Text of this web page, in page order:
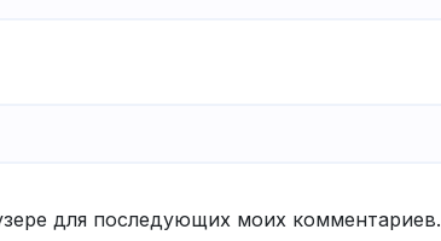
для последующих моих комментариев.